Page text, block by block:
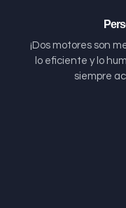
¡Dos motores son
lo eficiente y lo
siempre